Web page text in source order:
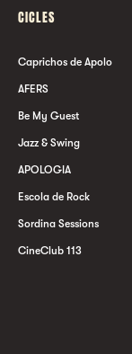
CICLES
Caprichos de Apolo
AFERS
Be My Guest
Jazz & Swing
APOLOGIA
Escola de Rock
Sordina Sessions
CineClub 113